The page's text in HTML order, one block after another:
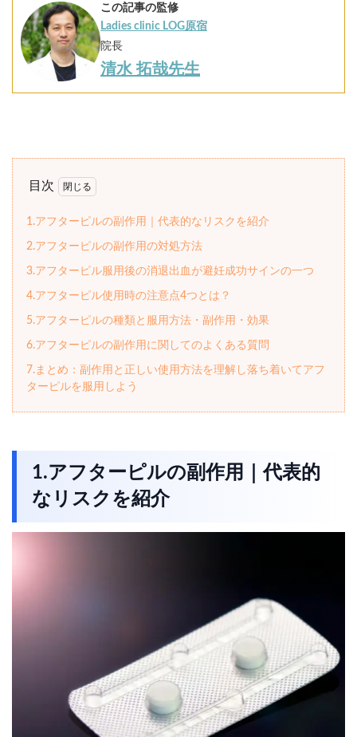
この記事の監修
Ladies clinic LOG原宿
院長
清水 拓哉先生
目次
1.アフターピルの副作用｜代表的なリスクを紹介
2.アフターピルの副作用の対処方法
3.アフターピル服用後の消退出血が避妊成功サインの一つ
4.アフターピル使用時の注意点4つとは？
5.アフターピルの種類と服用方法・副作用・効果
6.アフターピルの副作用に関してのよくある質問
7.まとめ：副作用と正しい使用方法を理解し落ち着いてアフ
ターピルを服用しよう
1.アフターピルの副作用｜代表的
なリスクを紹介